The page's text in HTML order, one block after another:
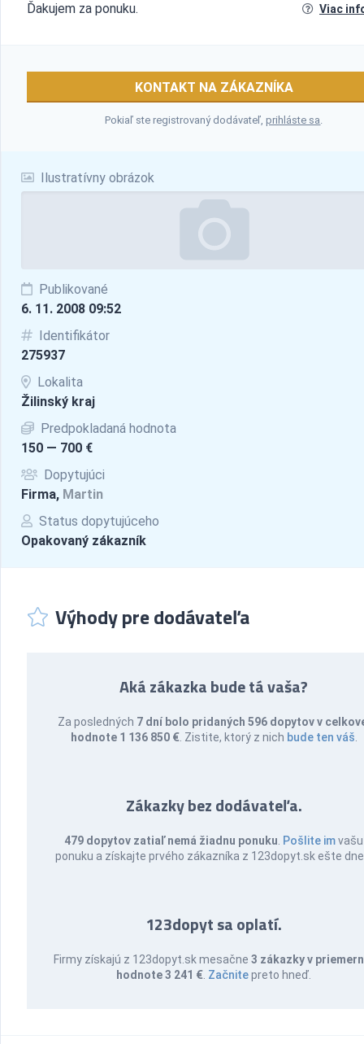
Ilustratívny obrázok
Publikované
6. 11. 2008 09:52
Identifikátor
275937
Lokalita
Žilinský kraj
Predpokladaná hodnota
150 — 700 €
Dopytujúci
Firma, Martin
Status dopytujúceho
Opakovaný zákazník
Ďakujem za ponuku. Viac
KONTAKT NA ZÁKAZNÍKA
Pokiaľ ste registrovaný dodávateľ,prihláste sa.
Výhody pre dodávateľa
Aká zákazka bude tá vaša?
Za posledných 7 dní bolo pridaných 596 dopytov v
hodnote 1 136 850 € . Zistite, ktorý z nich bude ten váš
Zákazky bez dodávateľa.
479 dopytov zatiaľ nemá žiadnu ponuku Pošlite imvašu
ponuku a získajte prvého zákazníka z 123dopyt.sk ešte
123dopyt sa oplatí.
Firmy získajú z 123dopyt.sk mesačne3 zákazky v
hodnote 3 241 € Začnitepreto hneď.